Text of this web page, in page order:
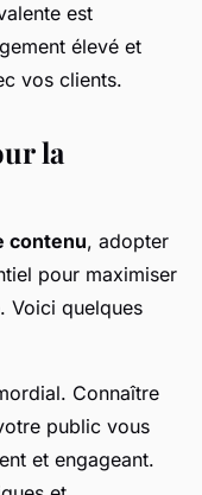
est
élevé et
vos clients.
la
contenu, adopter
pour maximiser
Voici quelques
Connaître
public vous
et engageant.